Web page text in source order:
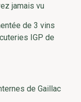
jamais vu
de 3 vins
IGP de
de Gaillac